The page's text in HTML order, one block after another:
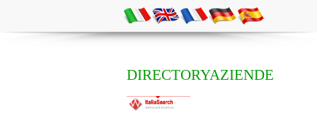
DIRECTORYAZIENDE